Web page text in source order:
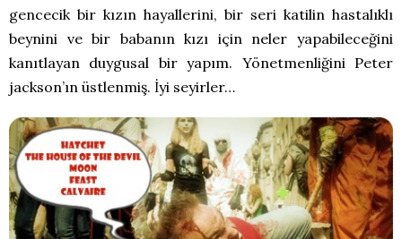
gencecik bir kızın hayallerini, bir seri katilin hastalıklı
beynini ve bir babanın kızı için neler yapabileceğini
kanıtlayan duygusal bir yapım. Yönetmenliğini Peter
jackson’ın üstlenmiş. İyi seyirler…